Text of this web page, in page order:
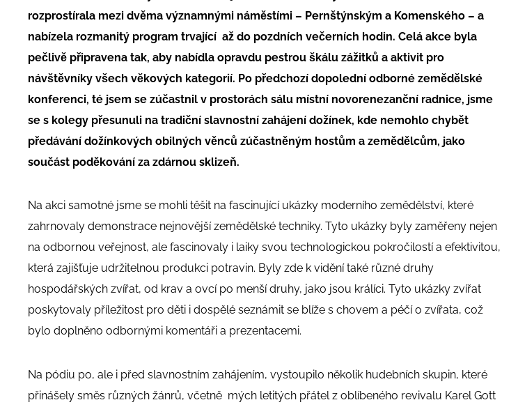
rozprostírala mezi dvěma významnými náměstími – Pernštýnským a Komenského – a
nabízela rozmanitý program trvající až do pozdních večerních hodin. Celá akce byla
pečlivě připravena tak, aby nabídla opravdu pestrou škálu zážitků a aktivit pro
návštěvníky všech věkových kategorií. Po předchozí dopolední odborné zemědělské
konferenci, té jsem se zúčastnil v prostorách sálu místní novorenezanční radnice, jsme
se s kolegy přesunuli na tradiční slavnostní zahájení dožínek, kde nemohlo chybět
předávání dožínkových obilných věnců zúčastněným hostům a zemědělcům, jako
součást poděkování za zdárnou sklizeň.
Na akci samotné jsme se mohli těšit na fascinující ukázky moderního zemědělství, které
zahrnovaly demonstrace nejnovější zemědělské techniky. Tyto ukázky byly zaměřeny nejen
na odbornou veřejnost, ale fascinovaly i laiky svou technologickou pokročilostí a efektivitou,
která zajišťuje udržitelnou produkci potravin. Byly zde k vidění také různé druhy
hospodářských zvířat, od krav a ovcí po menší druhy, jako jsou králíci. Tyto ukázky zvířat
poskytovaly příležitost pro děti i dospělé seznámit se blíže s chovem a péčí o zvířata, což
bylo doplněno odbornými komentáři a prezentacemi.
Na pódiu po, ale i před slavnostním zahájením, vystoupilo několik hudebních skupin, které
přinášely směs různých žánrů, včetně mých letitých přátel z oblíbeného revivalu Karel Gott